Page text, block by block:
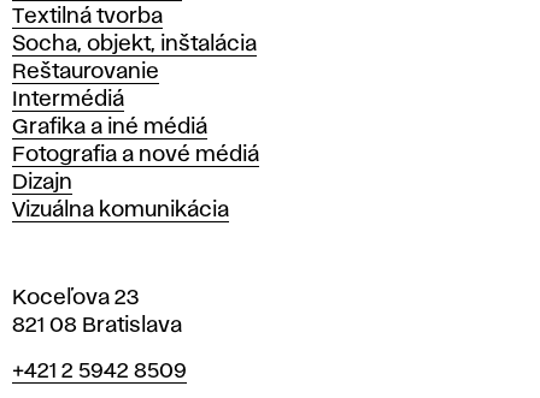
Textilná tvorba
Socha, objekt, inštalácia
Reštaurovanie
Intermédiá
Grafika a iné médiá
Fotografia a nové médiá
Dizajn
Vizuálna komunikácia
Koceľova 23
821 08 Bratislava
Telefón
+421 2 5942 8509